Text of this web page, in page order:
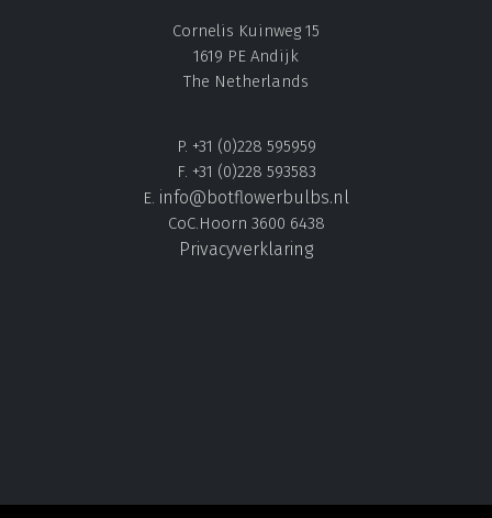
Cornelis Kuinweg 15
1619 PE Andijk
The Netherlands
P. +31 (0)228 595959
F. +31 (0)228 593583
E. info@botflowerbulbs.nl
CoC.Hoorn 3600 6438
Privacyverklaring